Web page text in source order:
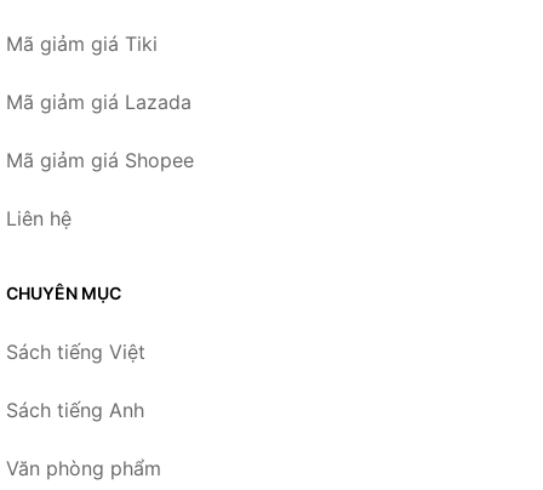
Mã giảm giá Tiki
Mã giảm giá Lazada
Mã giảm giá Shopee
Liên hệ
CHUYÊN MỤC
Sách tiếng Việt
Sách tiếng Anh
Văn phòng phẩm